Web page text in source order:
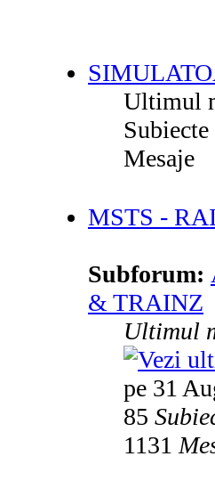
Ultimul
Subiecte
Mesaje
MSTS -
Subforum:
& TRAINZ
Ultimul
pe 31
85
1131